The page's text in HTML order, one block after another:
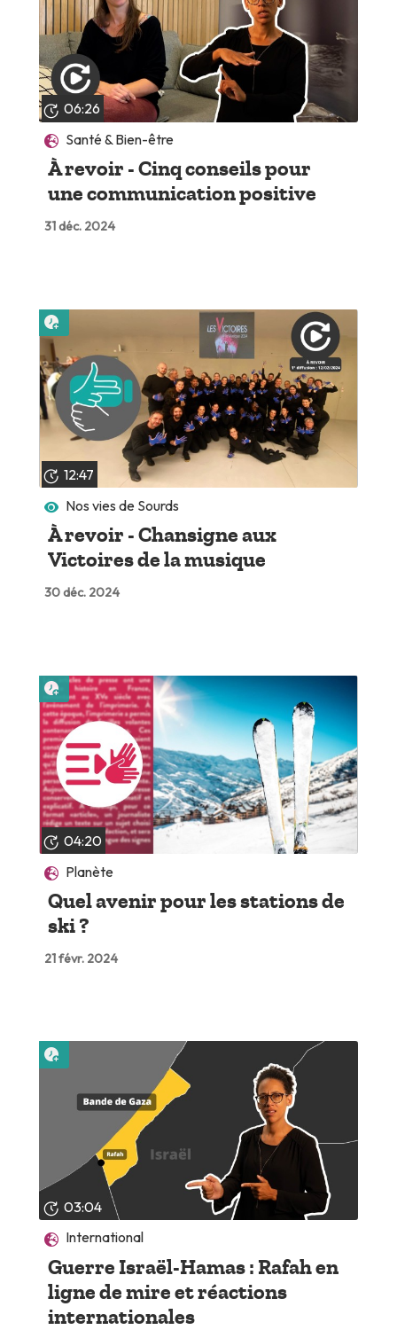
06:26
Santé & Bien-être
À revoir - Cinq conseils pour
une communication positive
31 déc. 2024
12:47
Nos vies de Sourds
À revoir - Chansigne aux
Victoires de la musique
30 déc. 2024
04:20
Planète
Quel avenir pour les stations de
ski ?
21 févr. 2024
Lire plus tard
03:04
International
Guerre Israël-Hamas : Rafah en
ligne de mire et réactions
internationales